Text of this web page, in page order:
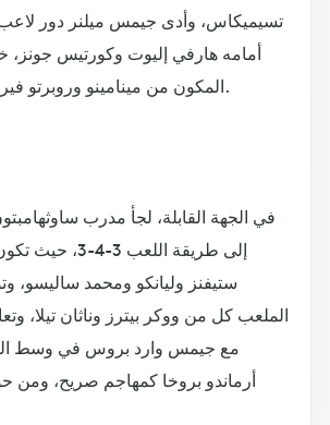
تسيميكاس، وأدى جيمس ميلنر دور لاعب
أمامه هارفي إليوت وكورتيس جونز،
المكون من مينامينو وروبرتو فيرمينو وديوجو جوتا.
في الجهة القابلة، لجأ مدرب
إلى طريقة اللعب
ستيفنز وليانكو ومحمد ساليسو،
الملعب كل من ووكر بيترز وناثان تيلا،
مع جيمس وارد بروس في وسط
أرماندو بروخا كمهاجم صريح، ومن